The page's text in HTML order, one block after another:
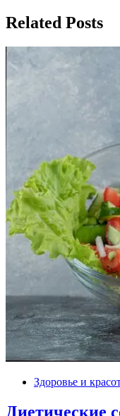
Related Posts
Здоровье и
Диетические